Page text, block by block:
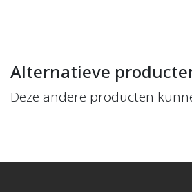
Alternatieve
Deze andere producten